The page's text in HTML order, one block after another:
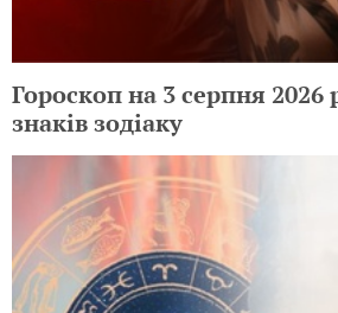
Гороскоп на 3 серпня 2026
знаків зодіаку